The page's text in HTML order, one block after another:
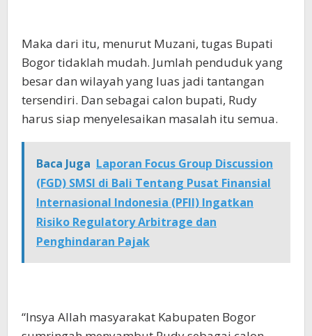
Maka dari itu, menurut Muzani, tugas Bupati
Bogor tidaklah mudah. Jumlah penduduk yang
besar dan wilayah yang luas jadi tantangan
tersendiri. Dan sebagai calon bupati, Rudy
harus siap menyelesaikan masalah itu semua.
Baca Juga Laporan Focus Group Discussion
(FGD) SMSI di Bali Tentang Pusat Finansial
Internasional Indonesia (PFII) Ingatkan
Risiko Regulatory Arbitrage dan
Penghindaran Pajak
“Insya Allah masyarakat Kabupaten Bogor